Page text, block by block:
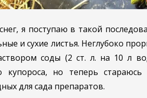
я поступаю в такой
и сухие листья. Неглубоко
соды (2 ст. л. на 10 л
купороса, но теперь
для сада препаратов.